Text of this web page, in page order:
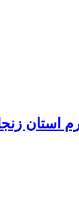
استان